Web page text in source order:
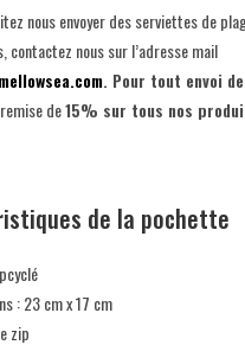
nous envoyer des serviettes de
contactez nous sur l’adresse mail
. Pour tout envoi
de15% sur tous nos
de la pochette
: 23 cm x 17 cm
zip